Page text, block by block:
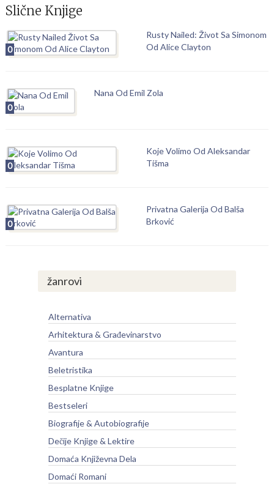
Slične Knjige
0
Rusty Nailed: Život Sa Simonom
Od Alice Clayton
0
Nana Od Emil Zola
0
Koje Volimo Od Aleksandar
Tišma
0
Privatna Galerija Od Balša
Brković
žanrovi
Alternativa
Arhitektura & Građevinarstvo
Avantura
Beletristika
Besplatne Knjige
Bestseleri
Biografije & Autobiografije
Dečije Knjige & Lektire
Domaća Književna Dela
Domaći Romani